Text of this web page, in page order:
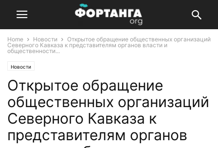
Home Новости
Открытое обращение общественных организаций
Северного Кавказа к представителям органов власти и
общественности...
Новости
Открытое обращение
общественных организаций
Северного Кавказа к
представителям органов